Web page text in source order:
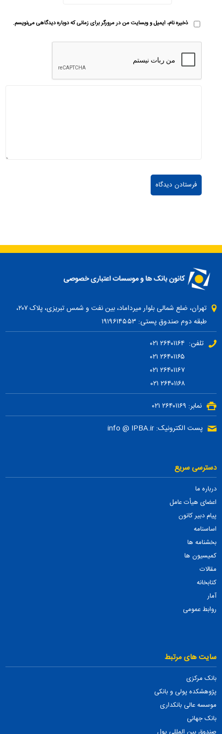
ذخیره نام، ایمیل و وبسایت من در مرورگر برای زمانی که دوباره دیدگاهی می‌نویسم.
تهران، ضلع شمالی بلوار میرداماد، بین نفت و شمس تبریزی، پلاک ۲۰۷،
طبقه دوم صندوق پستی: ۱۹۱۹۶۱۴۵۵۳
تلفن: ۲۶۴۰۱۱۶۴ ۰۲۱
۲۶۴۰۱۱۶۷ ۰۲۱
۲۶۴۰۱۱۶۸ ۰۲۱
نمابر: ۲۶۴۰۱۱۶۹ ۰۲۱
پست الکترونیک: info @ IPBA.ir
دسترسی سریع
درباره ما
اعضای هیأت عامل
پیام دبیر کانون
اساسنامه
بخشنامه ها
کمیسیون ها
مقالات
کتابخانه
آمار
روابط عمومی
سایت های مرتبط
بانک مرکزی
پژوهشکده پولی و بانکی
موسسه عالی بانکداری
بانک جهانی